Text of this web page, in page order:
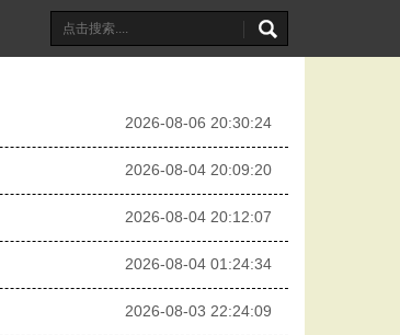
2026-08-06 20:30:24
2026-08-04 20:09:20
2026-08-04 20:12:07
2026-08-04 01:24:34
2026-08-03 22:24:09